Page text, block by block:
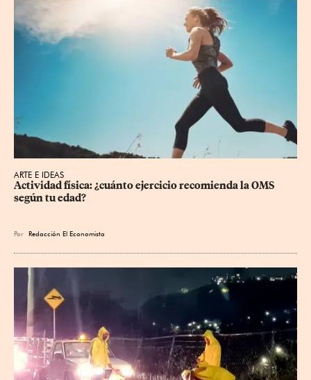
ARTE E IDEAS
Actividad física: ¿cuánto ejercicio recomienda la OMS
según tu edad?
Por Redacción El Economista